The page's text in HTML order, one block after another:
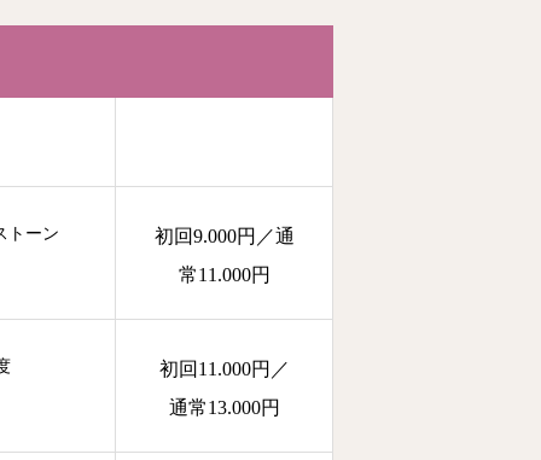
トーン
初回9.000円／通
常11.000円
初回11.000円／
通常13.000円